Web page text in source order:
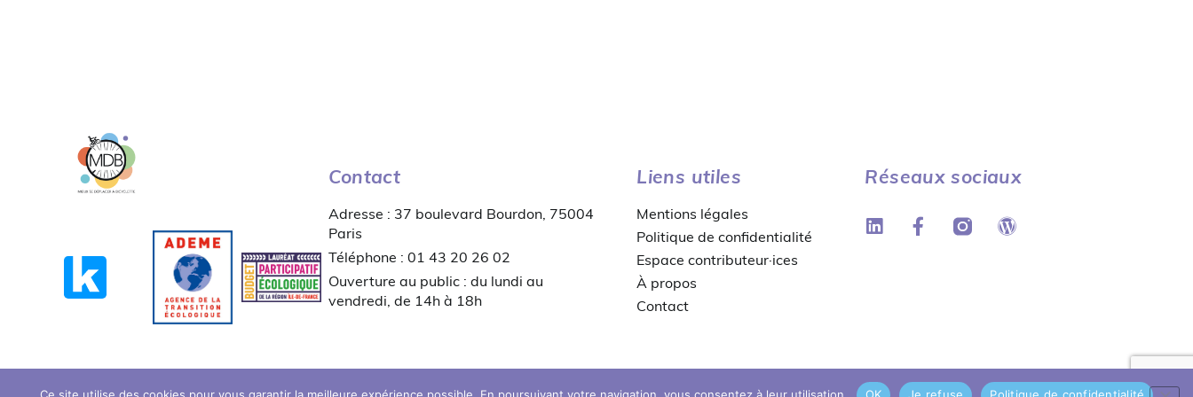
Contact
Adresse : 37 boulevard Bourdon, 75004
Paris
Téléphone : 01 43 20 26 02
Ouverture au public : du lundi au
vendredi, de 14h à 18h
Liens utiles
Mentions légales
Politique de confidentialité
Espace contributeur·ices
À propos
Contact
Réseaux sociaux